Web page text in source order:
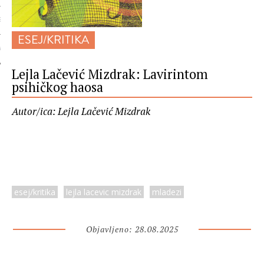
ESEJ/KRITIKA
Lejla Lačević Mizdrak: Lavirintom
psihičkog haosa
Autor/ica: Lejla Lačević Mizdrak
esej/kritika lejla lacevic mizdrak mladezi
Objavljeno: 28.08.2025